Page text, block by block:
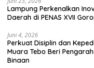
Lampung Perkenalkan
Daerah di PENAS XVII
Juni 4, 2026
Perkuat Disiplin dan
Muara Tebo Beri
Binaan